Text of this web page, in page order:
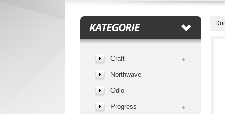
KATEGORIE
Craft
Northwave
Odlo
Progress